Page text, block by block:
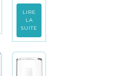
LIRE
LA
SUITE